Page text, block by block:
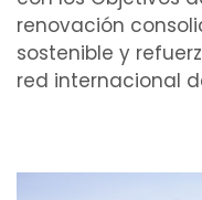
renovación
sostenible y
red internacional